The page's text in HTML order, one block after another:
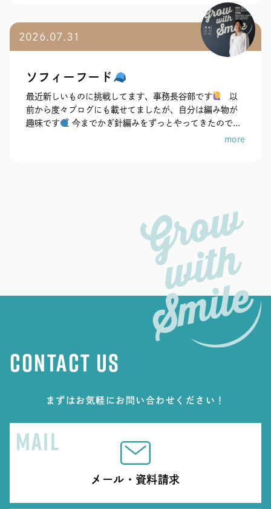
2026.07.31
ソフィーフード
最近新しいものに挑戦してます、事務長谷部です
以
前から度々ブログにも載せてましたが、自分は編み物が
趣味です
今までかぎ針編みをずっとやってきたので...
more
CONTACT US
まずはお気軽にお問い合わせください！
MAIL
メール・資料請求